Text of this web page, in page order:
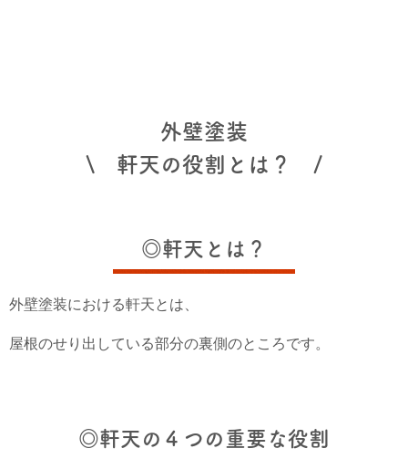
外壁塗装
\ 軒天の役割とは？ /
◎軒天とは？
外壁塗装における軒天とは、
屋根のせり出している部分の裏側のところです。
◎軒天の４つの重要な役割